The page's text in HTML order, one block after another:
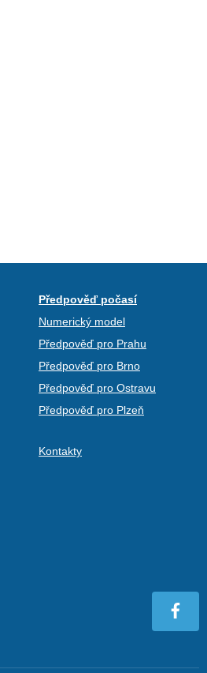
Předpověď počasí
Numerický model
Předpověď pro Prahu
Předpověď pro Brno
Předpověď pro Ostravu
Předpověď pro Plzeň
Kontakty